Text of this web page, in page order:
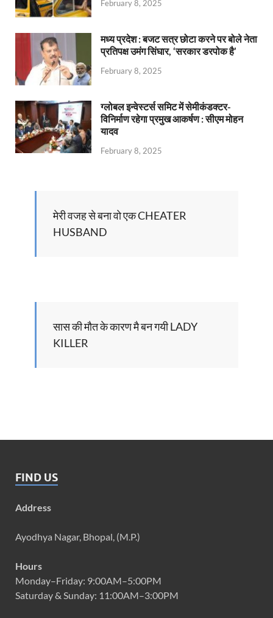
February 8, 2025
मध्य प्रदेश : बजट सत्र छोटा करने पर बोले नेता
प्रतिपक्ष उमंग सिंघार, ‘सरकार डरपोक है’
February 8, 2025
ग्लोबल इन्वेस्टर्स समिट में सेमीकंडक्टर-
विनिर्माण रहेगा प्रमुख आकर्षण : सीएम मोहन
यादव
February 8, 2025
मेरी वजह से बना वो एक CHEATER
HUSBAND
सास की मौत के कारण मै बन गयी LADY
KILLER
FIND US
Address
Ayodhya Nagar, Bhopal, (M.P.)
Hours
Monday–Friday: 9:00AM–5:00PM
Saturday & Sunday: 11:00AM–3:00PM